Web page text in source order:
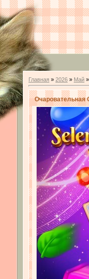
Главная » 2026 » Май »
Очаровательная